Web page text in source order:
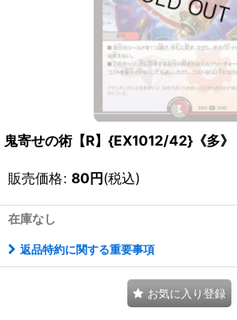
鬼寄せの術【R】{EX1012/42}《多》
販売価格: 80円(税込)
在庫なし
返品特約に関する重要事項
お気に入り登録